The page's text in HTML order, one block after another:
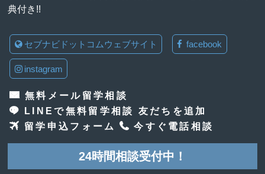
典付き!!
セブナビドットコムウェブサイト facebook
instagram
無料メール留学相談
LINEで無料留学相談 友だちを追加
留学申込フォーム
今すぐ電話相談
24時間相談受付中！